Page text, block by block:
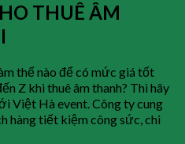
THUÊ ÂM
thế nào để có mức giá tốt
Z khi thuê âm thanh? Thì hãy
Việt Hà event. Công ty cung
hàng tiết kiệm công sức, chi